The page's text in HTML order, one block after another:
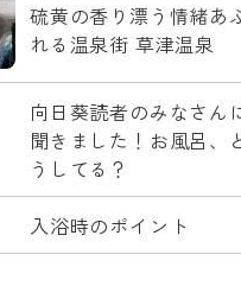
硫黄の香り漂う情緒あ
れる温泉街 草津温泉
向日葵読者のみなさん
聞きました！お風呂、
うしてる？
入浴時のポイント